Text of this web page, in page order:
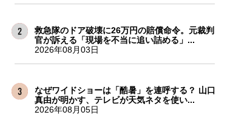
救急隊のドア破壊に26万円の賠償命令。元裁判
官が訴える「現場を不当に追い詰める」...
2026年08月03日
なぜワイドショーは「酷暑」を連呼する？ 山口
真由が明かす、テレビが天気ネタを使い...
2026年08月05日